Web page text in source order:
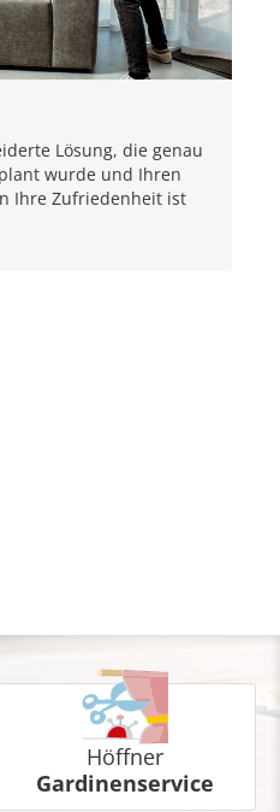
Lösung, die genau
wurde und Ihren
Ihre Zufriedenheit ist
Höffner
Gardinenservice